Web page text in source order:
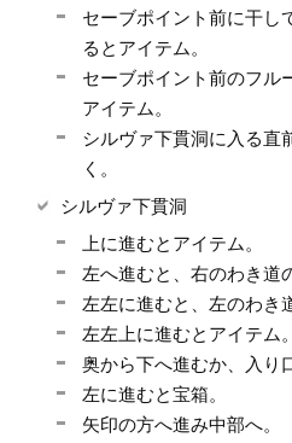
セーブポイント前に干し
るとアイテム。
セーブポイント前のフル
アイテム。
シルヴァ下貫洞に入る直
く。
シルヴァ下貫洞
上に進むとアイテム。
左へ進むと、右のわき道
左左に進むと、左のわき
左左上に進むとアイテム。
奥から下へ進むか、入り
左に進むと宝箱。
矢印の方へ進み中部へ。